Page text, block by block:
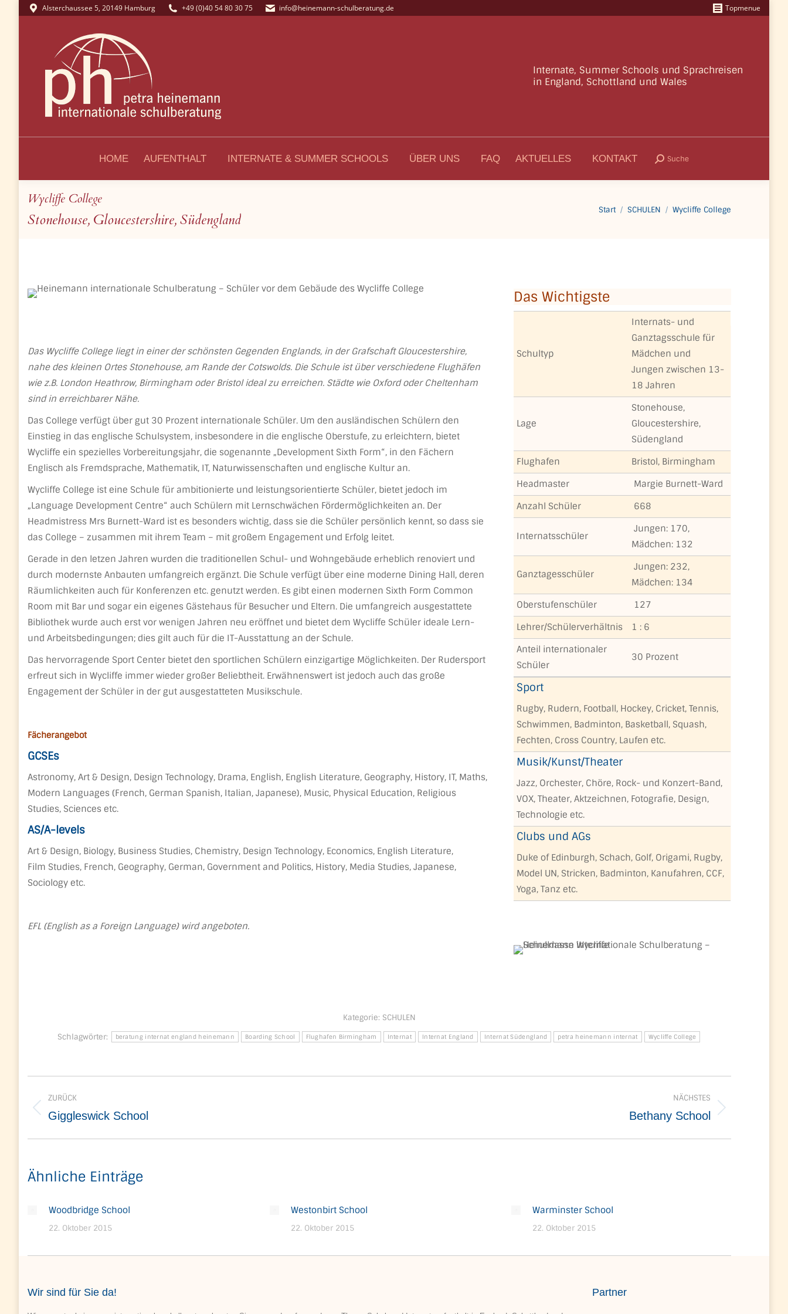
Alsterchaussee 5, 20149 Hamburg +49 (0)40 54 80 30 75 info@heinemann-schulberatung.de Topmenue
Internate, Summer Schools und Sprachreisen
in England, Schottland und Wales
HOME AUFENTHALT INTERNATE & SUMMER SCHOOLS ÜBER UNS FAQ AKTUELLES KONTAKT Search:
Suche
Wycliffe College
Stonehouse, Gloucestershire, Südengland
Sie befinden sich hier: Start SCHULEN Wycliffe College
Das Wycliffe College liegt in einer der schönsten Gegenden Englands, in der Grafschaft Gloucestershire,
nahe des kleinen Ortes Stonehouse, am Rande der Cotswolds. Die Schule ist über verschiedene Flughäfen
wie z.B. London Heathrow, Birmingham oder Bristol ideal zu erreichen. Städte wie Oxford oder Cheltenham
sind in erreichbarer Nähe.
Das College verfügt über gut 30 Prozent internationale Schüler. Um den ausländischen Schülern den
Einstieg in das englische Schulsystem, insbesondere in die englische Oberstufe, zu erleichtern, bietet
Wycliffe ein spezielles Vorbereitungsjahr, die sogenannte „Development Sixth Form“, in den Fächern
Englisch als Fremdsprache, Mathematik, IT, Naturwissenschaften und englische Kultur an.
Wycliffe College ist eine Schule für ambitionierte und leistungsorientierte Schüler, bietet jedoch im
„Language Development Centre“ auch Schülern mit Lernschwächen Fördermöglichkeiten an. Der
Headmistress Mrs Burnett-Ward ist es besonders wichtig, dass sie die Schüler persönlich kennt, so dass sie
das College – zusammen mit ihrem Team – mit großem Engagement und Erfolg leitet.
Gerade in den letzen Jahren wurden die traditionellen Schul- und Wohngebäude erheblich renoviert und
durch modernste Anbauten umfangreich ergänzt. Die Schule verfügt über eine moderne Dining Hall, deren
Räumlichkeiten auch für Konferenzen etc. genutzt werden. Es gibt einen modernen Sixth Form Common
Room mit Bar und sogar ein eigenes Gästehaus für Besucher und Eltern. Die umfangreich ausgestattete
Bibliothek wurde auch erst vor wenigen Jahren neu eröffnet und bietet dem Wycliffe Schüler ideale Lern-
und Arbeitsbedingungen; dies gilt auch für die IT-Ausstattung an der Schule.
Das hervorragende Sport Center bietet den sportlichen Schülern einzigartige Möglichkeiten. Der Rudersport
erfreut sich in Wycliffe immer wieder großer Beliebtheit. Erwähnenswert ist jedoch auch das große
Engagement der Schüler in der gut ausgestatteten Musikschule.
Fächerangebot
GCSEs
Astronomy, Art & Design, Design Technology, Drama, English, English Literature, Geography, History, IT, Maths,
Modern Languages (French, German Spanish, Italian, Japanese), Music, Physical Education, Religious
Studies, Sciences etc.
AS/A-levels
Art & Design, Biology, Business Studies, Chemistry, Design Technology, Economics, English Literature,
Film Studies, French, Geography, German, Government and Politics, History, Media Studies, Japanese,
Sociology etc.
EFL (English as a Foreign Language) wird angeboten.
Das Wichtigste
Schultyp
Internats- und
Ganztagsschule für
Mädchen und
Jungen zwischen 13-
18 Jahren
Lage
Stonehouse,
Gloucestershire,
Südengland
Flughafen
Bristol, Birmingham
Headmaster
Margie Burnett-Ward
Anzahl Schüler
668
Internatsschüler
Jungen: 170,
Mädchen: 132
Ganztagesschüler
Jungen: 232,
Mädchen: 134
Oberstufenschüler
127
Lehrer/Schülerverhältnis
1 : 6
Anteil internationaler
Schüler
30 Prozent
Sport
Rugby, Rudern, Football, Hockey, Cricket, Tennis,
Schwimmen, Badminton, Basketball, Squash,
Fechten, Cross Country, Laufen etc.
Musik/Kunst/Theater
Jazz, Orchester, Chöre, Rock- und Konzert-Band,
VOX, Theater, Aktzeichnen, Fotografie, Design,
Technologie etc.
Clubs und AGs
Duke of Edinburgh, Schach, Golf, Origami, Rugby,
Model UN, Stricken, Badminton, Kanufahren, CCF,
Yoga, Tanz etc.
Kategorie: SCHULEN
Schlagwörter:
beratung internat england heinemann Boarding School Flughafen Birmingham Internat Internat England Internat Südengland petra heinemann internat Wycliffe College
ZURÜCK
Vorheriger
Giggleswick School
NÄCHSTES
Bethany School
Ähnliche Einträge
Woodbridge School
22. Oktober 2015
Westonbirt School
22. Oktober 2015
Warminster School
22. Oktober 2015
Wir sind für Sie da! Partner